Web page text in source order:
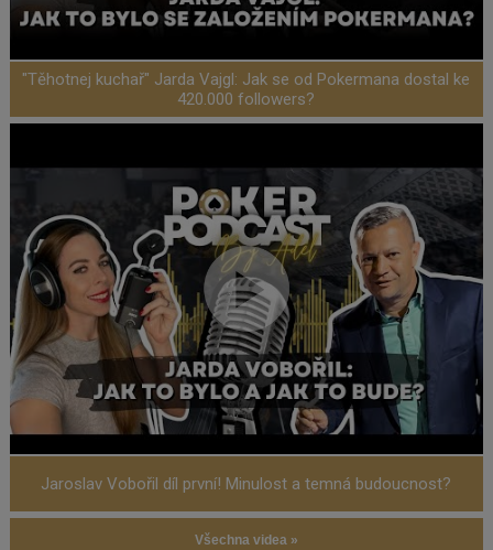
"Těhotnej kuchař" Jarda Vajgl: Jak se od Pokermana dostal ke
420.000 followers?
Jaroslav Vobořil díl první! Minulost a temná budoucnost?
Všechna videa »